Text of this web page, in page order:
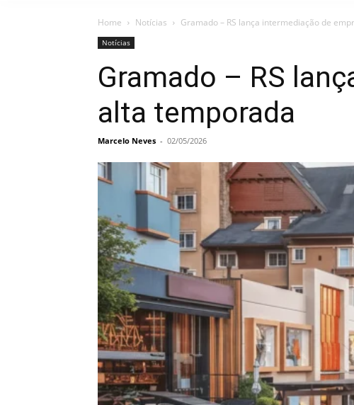
Home Notícias Gramado – RS lança intermediação de
Notícias
Gramado – RS
alta temporada
Marcelo Neves - 02/05/2026